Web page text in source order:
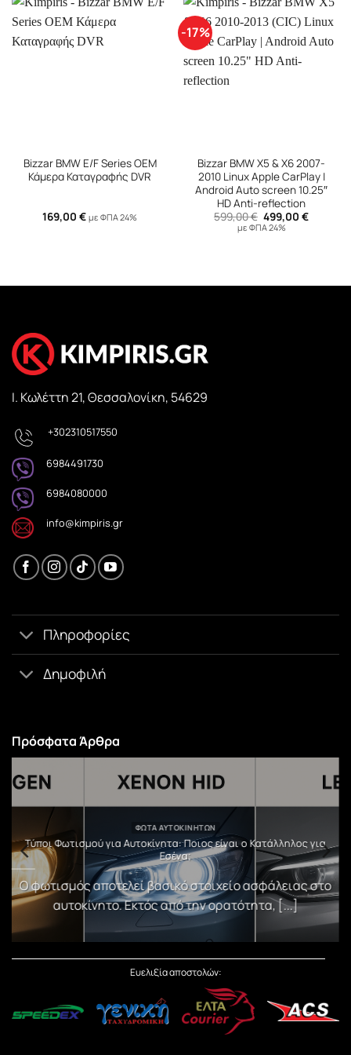
Bizzar BMW Ε/F Series OEM
Κάμερα Καταγραφής DVR
169,00 € με ΦΠΑ 24%
-17%
Bizzar BMW X5 & X6 2007-
2010 Linux Apple CarPlay |
Android Auto screen 10.25″
HD Anti-reflection
599,00€ Original
price
499,00€Η
με ΦΠΑ 24%
Ι. Κωλέττη 21, Θεσσαλονίκη, 54629
+302310517550
6984491730
6984080000
info@kimpiris.gr
Πληροφορίες
Δημοφιλή
Πρόσφατα Άρθρα
ΦΏΤΑ ΑΥΤΟΚΙΝΉΤΩΝ
Τύποι Φωτισμού για Αυτοκίνητα: Ποιος είναι ο Κατάλληλος για
Εσένα;
Ο φωτισμός αποτελεί βασικό στοιχείο ασφάλειας στο
αυτοκίνητο. Εκτός από την ορατότητα, [...]
Ευελιξία αποστολών: